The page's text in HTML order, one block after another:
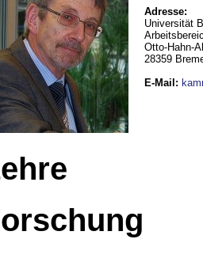
Adresse:
Universität
Otto-Hahn-
28359
E-Mail :